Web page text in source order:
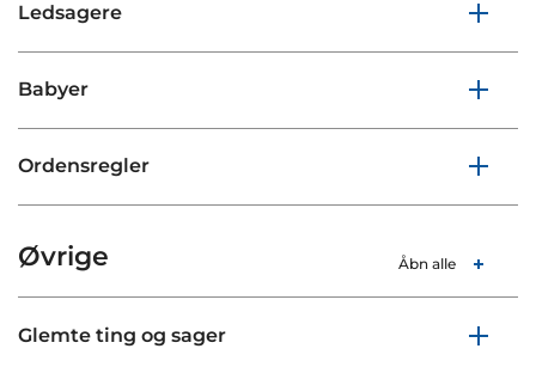
Ledsagere
Babyer
Ordensregler
Øvrige Åbn alle
Glemte ting og sager